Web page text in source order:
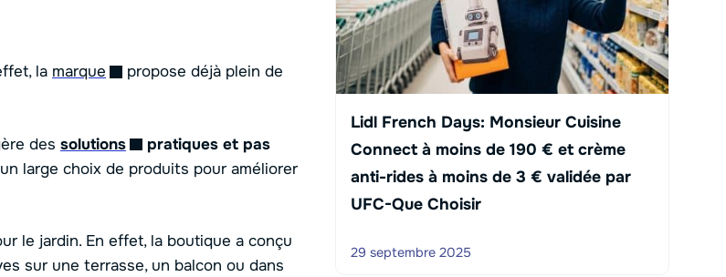
la marque
propose déjà plein de
des solutions
pratiques et pas
large choix de produits pour améliorer
le jardin. En effet, la boutique a conçu
sur une terrasse, un balcon ou dans
Lidl French Days: Monsieur Cuisine
Connect à moins de 190 € et crème
anti-rides à moins de 3 € validée par
UFC-Que Choisir
29 septembre 2025